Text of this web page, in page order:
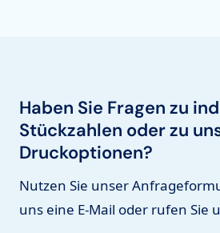
Haben Sie Fragen zu
Stückzahlen oder zu
Druckoptionen?
Nutzen Sie unser
uns eine E-Mail oder rufen Sie